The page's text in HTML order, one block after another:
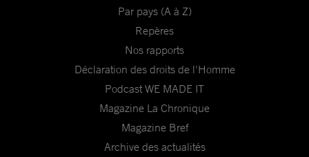
Par pays (A à Z)
Repères
Nos rapports
Déclaration des droits de l'Homme
Podcast WE MADE IT
Magazine La Chronique
Magazine Bref
Archive des actualités